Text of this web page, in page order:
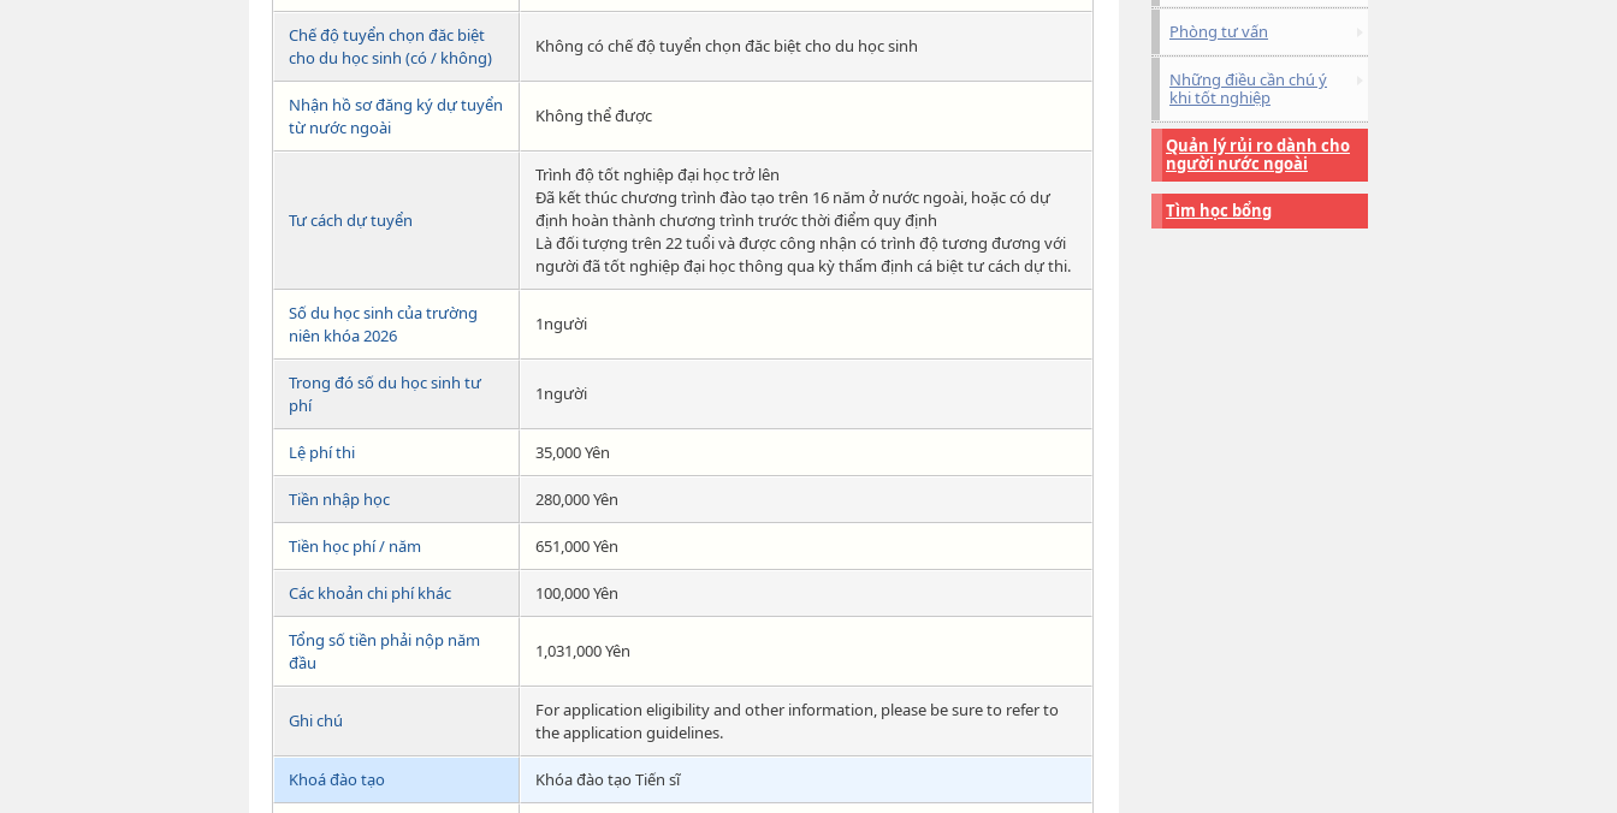
Chế độ tuyển chọn đăc biệt
cho du học sinh (có / không)
Không có chế độ tuyển chọn đăc biệt cho du học sinh
Nhận hồ sơ đăng ký dự tuyển
từ nước ngoài
Không thể được
Tư cách dự tuyển
Trình độ tốt nghiệp đại học trở lên
Đã kết thúc chương trình đào tạo trên 16 năm ở nước ngoài, hoặc có dự
định hoàn thành chương trình trước thời điểm quy định
Là đối tượng trên 22 tuổi và được công nhận có trình độ tương đương với
người đã tốt nghiệp đại học thông qua kỳ thẩm định cá biệt tư cách dự thi.
Số du học sinh của trường
niên khóa 2026
1người
Trong đó số du học sinh tư
phí
1người
Lệ phí thi 35,000 Yên
Tiền nhập học 280,000 Yên
Tiền học phí / năm 651,000 Yên
Các khoản chi phí khác 100,000 Yên
Tổng số tiền phải nộp năm
đầu
1,031,000 Yên
Ghi chú
For application eligibility and other information, please be sure to refer to
the application guidelines.
Khoá đào tạo Khóa đào tạo Tiến sĩ
Phòng tư vấn
Những điều cần chú ý
khi tốt nghiệp
Quản lý rủi ro dành cho
người nước ngoài
Tìm học bổng